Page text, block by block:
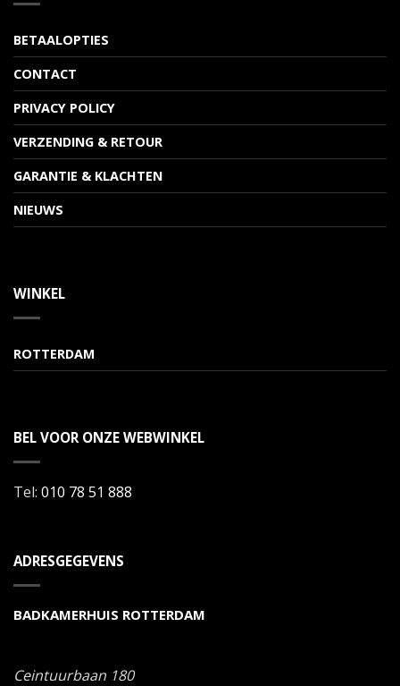
BETAALOPTIES
CONTACT
PRIVACY POLICY
VERZENDING & RETOUR
GARANTIE & KLACHTEN
NIEUWS
WINKEL
ROTTERDAM
BEL VOOR ONZE WEBWINKEL
Tel: 010 78 51 888
ADRESGEGEVENS
BADKAMERHUIS ROTTERDAM
Ceintuurbaan 180